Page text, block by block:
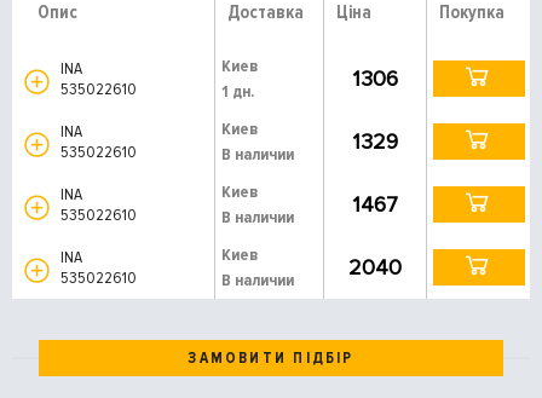
Опис Доставка Ціна Покупка
INA
535022610
Киев
1 дн.
1306
INA
535022610
Киев
В наличии
1329
INA
535022610
Киев
В наличии
1467
INA
535022610
Киев
В наличии
2040
ЗАМОВИТИ ПІДБІР